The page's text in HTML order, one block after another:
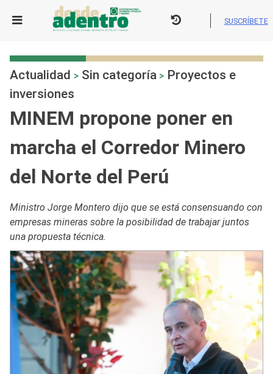
SUSCRÍBETE
Actualidad > Sin categoría > Proyectos e
inversiones
MINEM propone poner en
marcha el Corredor Minero
del Norte del Perú
Ministro Jorge Montero dijo que se está consensuando con
empresas mineras sobre la posibilidad de trabajar juntos
una propuesta técnica.